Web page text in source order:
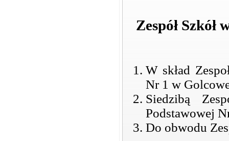
Zespół Szkół
W skład
Nr 1 w
Siedzibą
Podstawowej
Do obwodu